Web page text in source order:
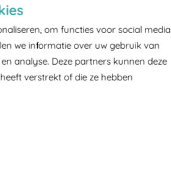
om functies voor social media
we informatie over uw gebruik van
analyse. Deze partners kunnen deze
verstrekt of die ze hebben